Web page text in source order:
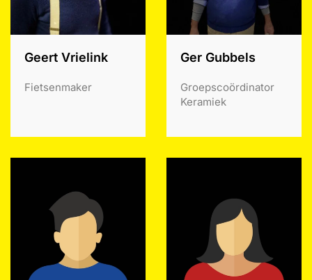
Geert Vrielink
Fietsenmaker
Ger Gubbels
Groepscoördinator
Keramiek